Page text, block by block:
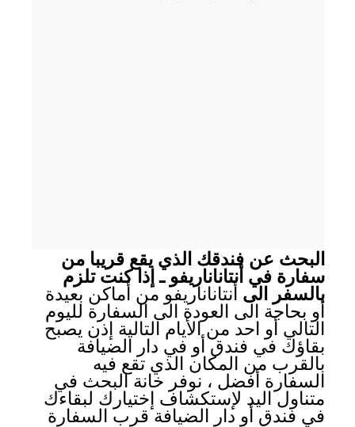
البحث عن فندقك الذي يقع قريبا من
سفارة في أنتاناناريفو ـ إذا كنت تلزم
بالسفر الى أنتاناناريفو من أماكن بعيدة
أو بحاجة الى العودة الى السفارة لليوم
التالي أو احد من الأيام التالية إذن يصبح
بقاؤك في فندق أو في دار الضيافة
بالقرب من المكان الذي تقع فيه
السفارة أفضل ، نوفر خانة البحث في
متناول اليد لإستكشاف إختيارك لبقاءك
في فندق أو دار الضيافة قرب السفارة